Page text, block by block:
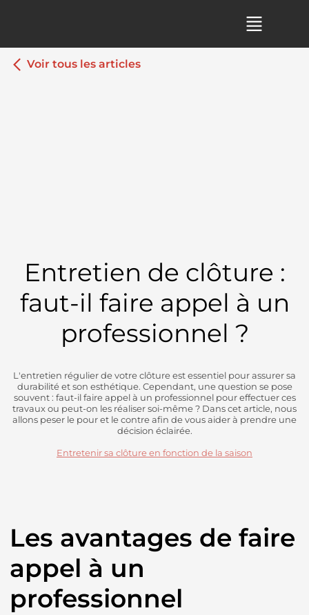
Voir tous les articles
Entretien de clôture :
faut-il faire appel à un
professionnel ?
L'entretien régulier de votre clôture est essentiel pour assurer sa
durabilité et son esthétique. Cependant, une question se pose
souvent : faut-il faire appel à un professionnel pour effectuer ces
travaux ou peut-on les réaliser soi-même ? Dans cet article, nous
allons peser le pour et le contre afin de vous aider à prendre une
décision éclairée.
Entretenir sa clôture en fonction de la saison
Les avantages de faire
appel à un
professionnel